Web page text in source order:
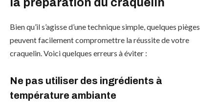
Bien qu’il s’agisse d’une technique simple, quelques pièges
peuvent facilement compromettre la réussite de votre
craquelin. Voici quelques erreurs à éviter :
Ne pas utiliser des ingrédients à
température ambiante